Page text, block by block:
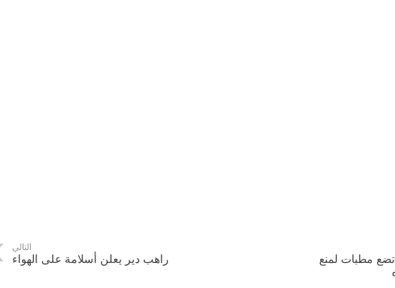
تضع مطبات لمنع
التالي
راهب دير يعلن أسلامة على الهواء